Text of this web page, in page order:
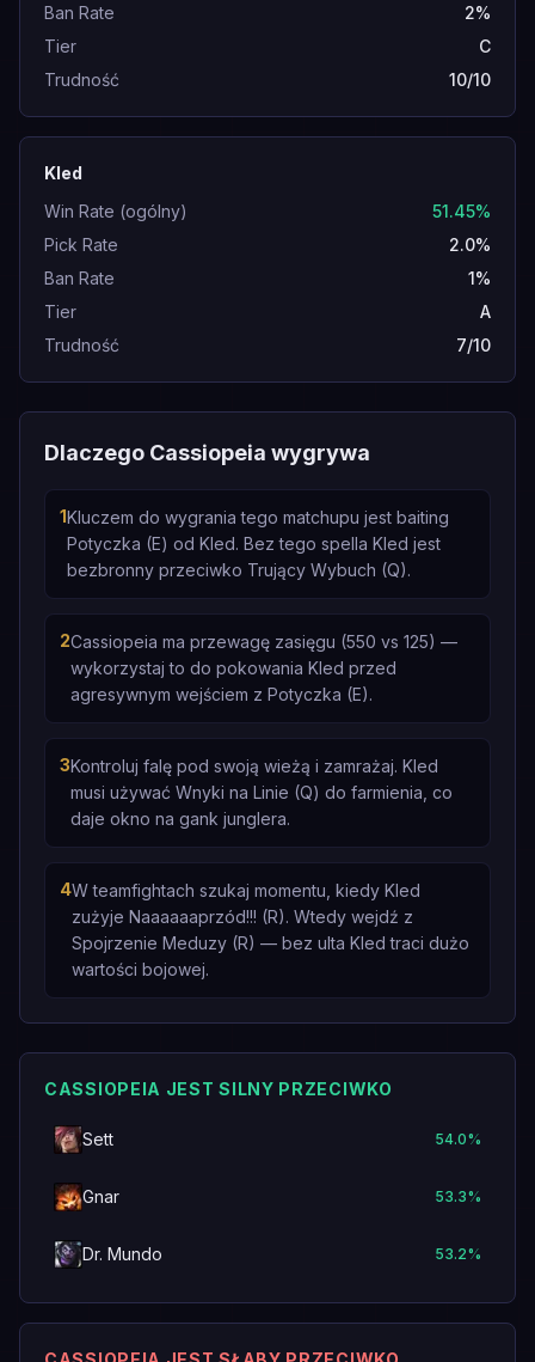
Ban Rate
2%
Tier
C
Trudność
10/10
Kled
Win Rate (ogólny)
51.45%
Pick Rate
2.0%
Ban Rate
1%
Tier
A
Trudność
7/10
Dlaczego Cassiopeia wygrywa
1Kluczem do wygrania tego matchupu jest baiting
Potyczka (E) od Kled. Bez tego spella Kled jest
bezbronny przeciwko Trujący Wybuch (Q).
2Cassiopeia ma przewagę zasięgu (550 vs 125) —
wykorzystaj to do pokowania Kled przed
agresywnym wejściem z Potyczka (E).
3Kontroluj falę pod swoją wieżą i zamrażaj. Kled
musi używać Wnyki na Linie (Q) do farmienia, co
daje okno na gank junglera.
4W teamfightach szukaj momentu, kiedy Kled
zużyje Naaaaaaprzód!!! (R). Wtedy wejdź z
Spojrzenie Meduzy (R) — bez ulta Kled traci dużo
wartości bojowej.
CASSIOPEIA JEST SILNY PRZECIWKO
Sett 54.0%
Gnar 53.3%
Dr. Mundo 53.2%